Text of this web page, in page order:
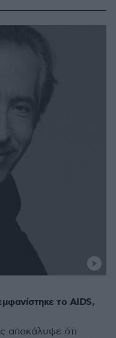
το AIDS,
αποκάλυψε ότι